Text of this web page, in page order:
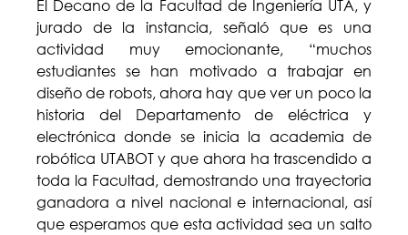
El Decano de la Facultad de Ingeniería UTA, y
jurado de la instancia, señaló que es una
actividad muy emocionante, “muchos
estudiantes se han motivado a trabajar en
diseño de robots, ahora hay que ver un poco la
historia del Departamento de eléctrica y
electrónica donde se inicia la academia de
robótica UTABOT y que ahora ha trascendido a
toda la Facultad, demostrando una trayectoria
ganadora a nivel nacional e internacional, así
que esperamos que esta actividad sea un salto